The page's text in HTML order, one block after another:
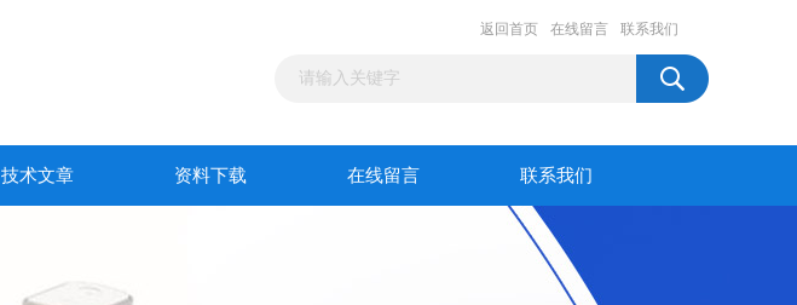
返回首页 在线留言 联系我们
技术文章 资料下载 在线留言 联系我们